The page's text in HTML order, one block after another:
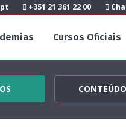
+351 21 361 22 00
Cursos Oficiais